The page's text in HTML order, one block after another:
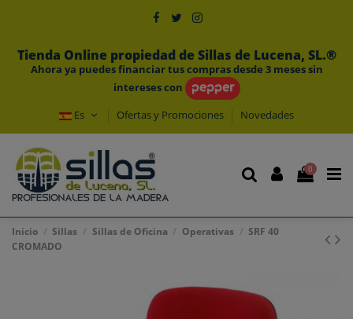
Tienda Online propiedad de Sillas de Lucena, SL.®
Ahora ya puedes financiar tus compras desde 3 meses sin
intereses con
Es
Ofertas y Promociones Novedades
0
Inicio Sillas Sillas de Oficina Operativas
SRF 40
CROMADO